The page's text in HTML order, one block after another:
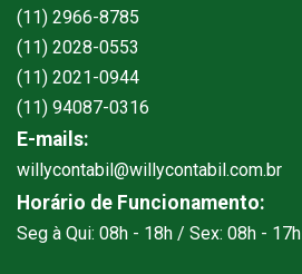
(11) 2966-8785
(11) 2028-0553
(11) 2021-0944
(11) 94087-0316
E-mails:
willycontabil@willycontabil.com.br
Horário de Funcionamento:
Seg à Qui: 08h - 18h / Sex: 08h - 17h